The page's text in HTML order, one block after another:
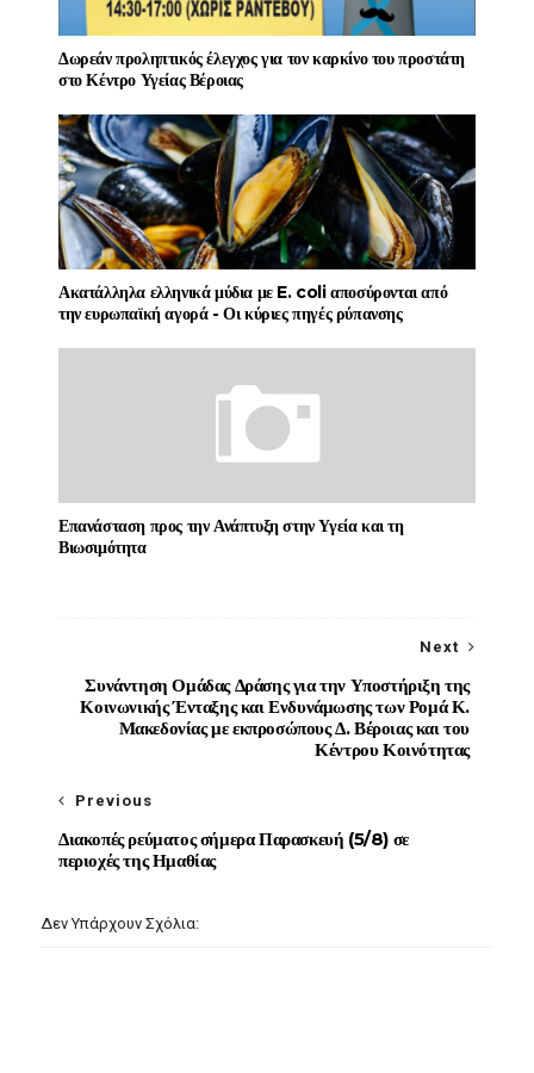
Δωρεάν προληπτικός έλεγχος για τον καρκίνο του προστάτη
στο Κέντρο Υγείας Βέροιας
Ακατάλληλα ελληνικά μύδια με E. coli αποσύρονται από
την ευρωπαϊκή αγορά - Οι κύριες πηγές ρύπανσης
Επανάσταση προς την Ανάπτυξη στην Υγεία και τη
Βιωσιμότητα
Next
Συνάντηση Ομάδας Δράσης για την Υποστήριξη της
Κοινωνικής Ένταξης και Ενδυνάμωσης των Ρομά Κ.
Μακεδονίας με εκπροσώπους Δ. Βέροιας και του
Κέντρου Κοινότητας
Previous
Διακοπές ρεύματος σήμερα Παρασκευή (5/8) σε
περιοχές της Ημαθίας
Δεν Υπάρχουν Σχόλια: